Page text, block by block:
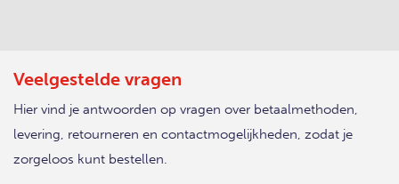
Veelgestelde vragen
Hier vind je antwoorden op vragen over betaalmethoden,
levering, retourneren en contactmogelijkheden, zodat je
zorgeloos kunt bestellen.